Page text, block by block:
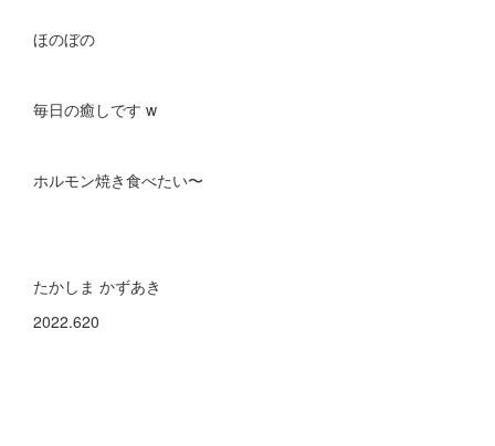
ほのぼの
毎日の癒しです w
ホルモン焼き食べたい〜
たかしま かずあき
2022.620